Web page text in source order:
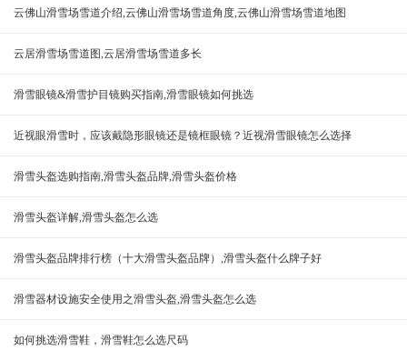
云佛山滑雪场雪道介绍,云佛山滑雪场雪道角度,云佛山滑雪场雪道地图
云居滑雪场雪道图,云居滑雪场雪道多长
滑雪眼镜&滑雪护目镜购买指南,滑雪眼镜如何挑选
近视眼滑雪时，应该戴隐形眼镜还是镜框眼镜？近视滑雪眼镜怎么选择
滑雪头盔选购指南,滑雪头盔品牌,滑雪头盔价格
滑雪头盔详解,滑雪头盔怎么选
滑雪头盔品牌排行榜（十大滑雪头盔品牌）,滑雪头盔什么牌子好
滑雪器材设施安全使用之滑雪头盔,滑雪头盔怎么选
如何挑选滑雪鞋，滑雪鞋怎么选尺码